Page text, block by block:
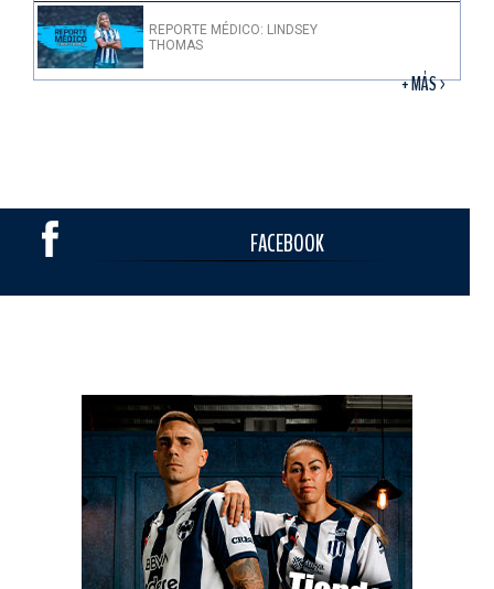
REPORTE MÉDICO: LINDSEY
THOMAS
+ MÁS >
FACEBOOK